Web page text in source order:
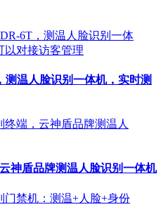
测温人脸识别一体机，实时测
神盾品牌测温人脸识别一体机